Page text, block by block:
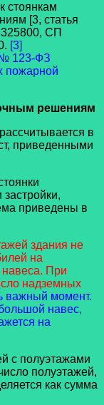
стоянкам
[3, статья
СП
[3]
№ 123-ФЗ
пожарной
решениям
в
приведенными
приведены в
здания не
на
навеса. При
надземных
важный момент.
навес,
на
с полуэтажами
полуэтажей,
как сумма